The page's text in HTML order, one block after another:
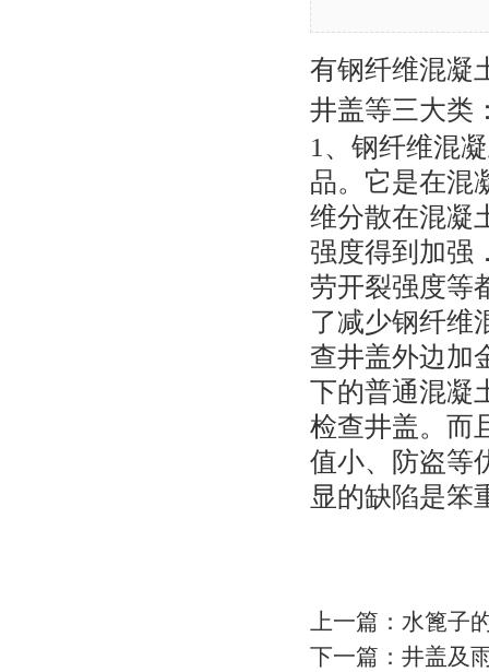
有钢纤维混凝
井盖等三大类
1、钢纤维混
品。它是在混
维分散在混凝
强度得到加强
劳开裂强度等
了减少钢纤维
查井盖外边加
下的普通混凝
检查井盖。而
值小、防盗等
显的缺陷是笨
上一篇： 水篦子
下一篇： 井盖及